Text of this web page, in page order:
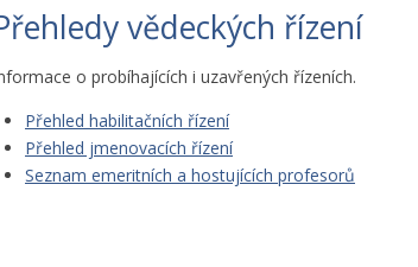
vědeckých řízení
o probíhajících i uzavřených řízeních.
Přehled habilitačních řízení
Přehled jmenovacích řízení
Seznam emeritních a hostujících profesorů